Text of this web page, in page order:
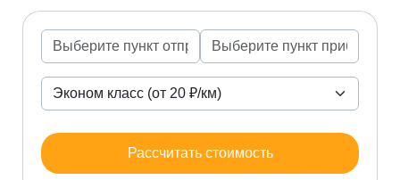
Рассчитать стоимость